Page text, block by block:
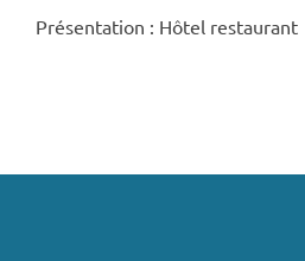
Présentation : Hôtel restaurant